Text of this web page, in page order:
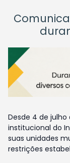
Desde 4 de
institucional do
suas unidades
restrições